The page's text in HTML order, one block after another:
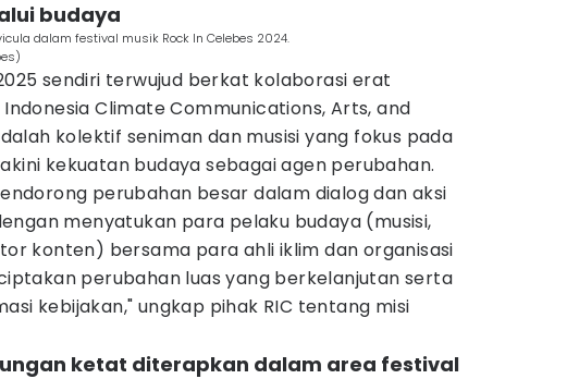
budaya
dalam festival musik Rock In Celebes 2024.
sendiri terwujud berkat kolaborasi erat
Indonesia Climate Communications, Arts, and
kolektif seniman dan musisi yang fokus pada
kekuatan budaya sebagai agen perubahan.
perubahan besar dalam dialog dan aksi
menyatukan para pelaku budaya (musisi,
konten) bersama para ahli iklim dan organisasi
perubahan luas yang berkelanjutan serta
kebijakan," ungkap pihak RIC tentang misi
ketat diterapkan dalam area festival